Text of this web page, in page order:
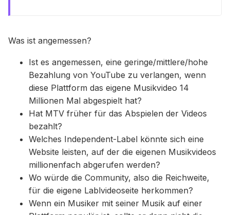
Was ist angemessen?
Ist es angemessen, eine geringe/mittlere/hohe
Bezahlung von YouTube zu verlangen, wenn
diese Plattform das eigene Musikvideo 14
Millionen Mal abgespielt hat?
Hat MTV früher für das Abspielen der Videos
bezahlt?
Welches Independent-Label könnte sich eine
Website leisten, auf der die eigenen Musikvideos
millionenfach abgerufen werden?
Wo würde die Community, also die Reichweite,
für die eigene Lablvideoseite herkommen?
Wenn ein Musiker mit seiner Musik auf einer